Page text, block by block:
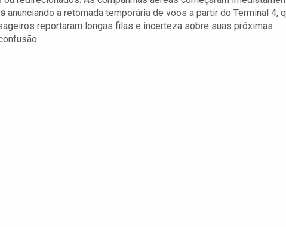
anunciando a retomada temporária de voos a partir do Terminal 4,
reportaram longas filas e incerteza sobre suas próximas